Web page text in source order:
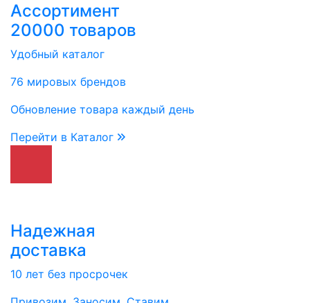
Ассортимент
20000 товаров
Удобный каталог
76 мировых брендов
Обновление товара каждый день
Перейти в Каталог
Надежная
доставка
10 лет без просрочек